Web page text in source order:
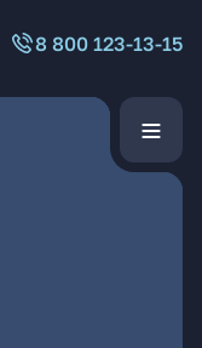
8 800 123-13-15